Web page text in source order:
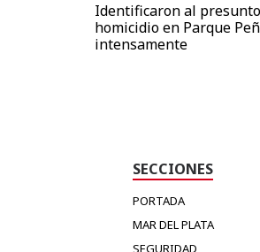
Identificaron al
homicidio en Parque
intensamente
SECCIONES
PORTADA
MAR DEL PLATA